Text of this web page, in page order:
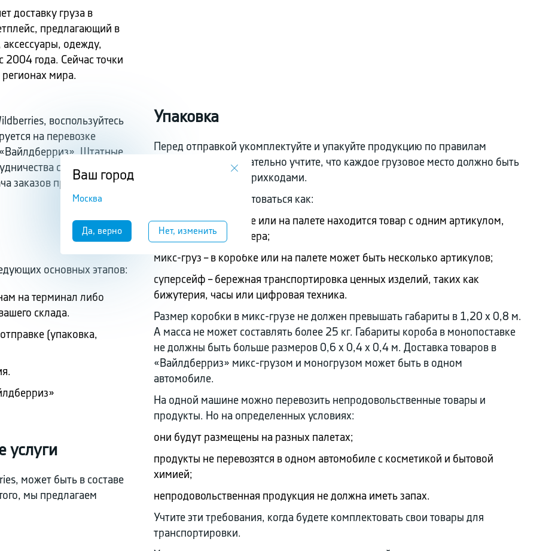
доставку груза в
предлагающий в
одежду,
2004 года. Сейчас точки
мира.
воспользуйтесь
на перевозке
«Вайлдберриз». Штатные
с
заказов происходит
основных этапов:
на терминал либо
склада.
(упаковка,
услуги
может быть в составе
мы предлагаем
Упаковка
Перед отправкой укомплектуйте и упакуйте продукцию по правилам
маркетплейса, обязательно учтите, что каждое грузовое место должно быть
промаркировано штрихкодами.
Груз может комплектоваться как:
моногруз – в коробке или на палете находится товар с одним артикулом,
одного цвета и размера;
микс-груз – в коробке или на палете может быть несколько артикулов;
суперсейф – бережная транспортировка ценных изделий, таких как
бижутерия, часы или цифровая техника.
Размер коробки в микс-грузе не должен превышать габариты в 1,20 х 0,8 м.
А масса не может составлять более 25 кг. Габариты короба в монопоставке
не должны быть больше размеров 0,6 х 0,4 х 0,4 м. Доставка товаров в
«Вайлдберриз» микс-грузом и моногрузом может быть в одном
автомобиле.
На одной машине можно перевозить непродовольственные товары и
продукты. Но на определенных условиях:
они будут размещены на разных палетах;
продукты не перевозятся в одном автомобиле с косметикой и бытовой
химией;
непродовольственная продукция не должна иметь запах.
Учтите эти требования, когда будете комплектовать свои товары для
транспортировки.
Ваш город
Москва